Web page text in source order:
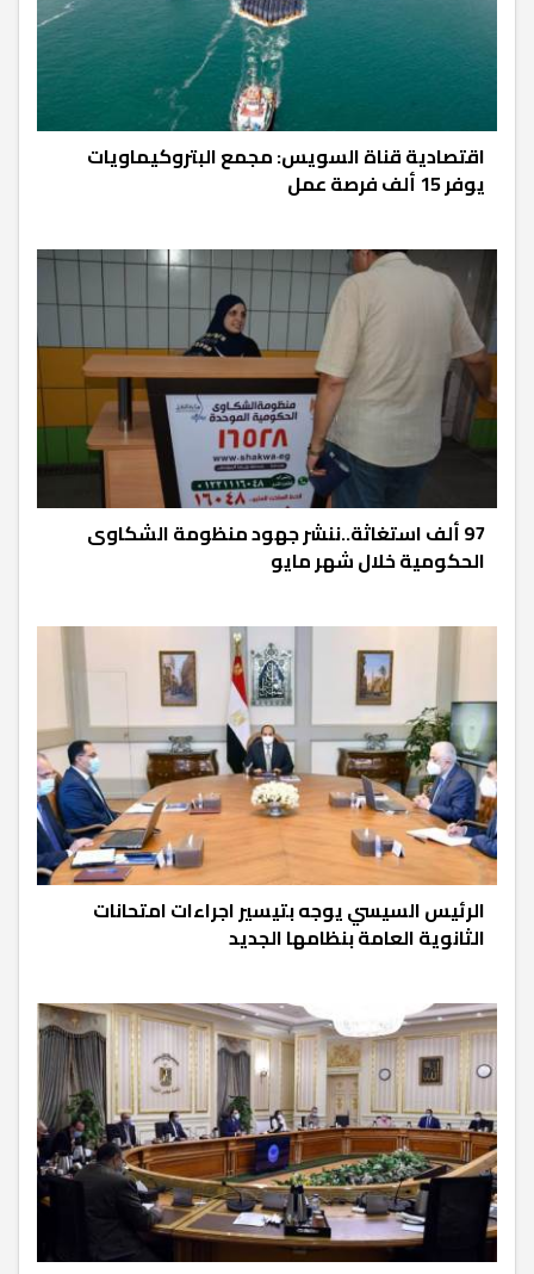
اقتصادية قناة السويس: مجمع البتروكيماويات
يوفر 15 ألف فرصة عمل
97 ألف استغاثة..ننشر جهود منظومة الشكاوى
الحكومية خلال شهر مايو
الرئيس السيسي يوجه بتيسير اجراءات امتحانات
الثانوية العامة بنظامها الجديد